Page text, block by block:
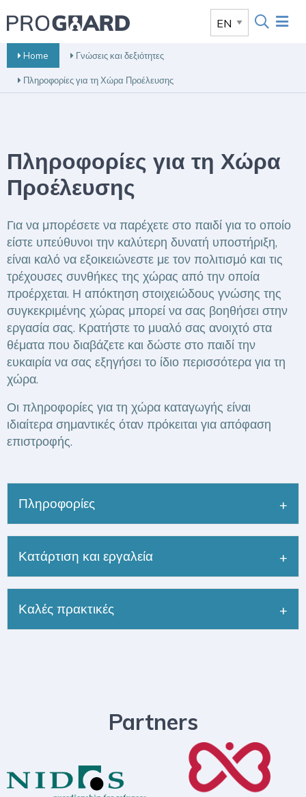
Home Γνώσεις και δεξιότητες
Πληροφορίες για τη Χώρα Προέλευσης
Πληροφορίες για τη Χώρα
Προέλευσης
Για να μπορέσετε να παρέχετε στο παιδί για το οποίο
είστε υπεύθυνοι την καλύτερη δυνατή υποστήριξη,
είναι καλό να εξοικειώνεστε με τον πολιτισμό και τις
τρέχουσες συνθήκες της χώρας από την οποία
προέρχεται. Η απόκτηση στοιχειώδους γνώσης της
συγκεκριμένης χώρας μπορεί να σας βοηθήσει στην
εργασία σας. Κρατήστε το μυαλό σας ανοιχτό στα
θέματα που διαβάζετε και δώστε στο παιδί την
ευκαιρία να σας εξηγήσει το ίδιο περισσότερα για τη
χώρα.
Οι πληροφορίες για τη χώρα καταγωγής είναι
ιδιαίτερα σημαντικές όταν πρόκειται για απόφαση
επιστροφής.
Πληροφορίες
Κατάρτιση και εργαλεία
Καλές πρακτικές
Partners